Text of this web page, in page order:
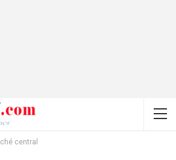
central